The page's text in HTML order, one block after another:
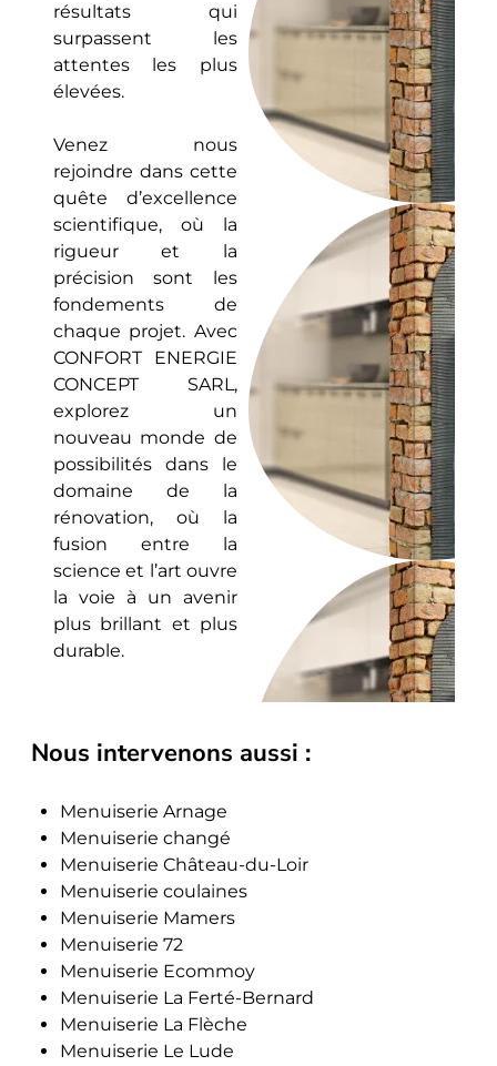
résultats qui
surpassent les
attentes les plus
élevées.
Venez nous
rejoindre dans cette
quête d’excellence
scientifique, où la
rigueur et la
précision sont les
fondements de
chaque projet. Avec
CONFORT ENERGIE
CONCEPT SARL,
explorez un
nouveau monde de
possibilités dans le
domaine de la
rénovation, où la
fusion entre la
science et l’art ouvre
la voie à un avenir
plus brillant et plus
durable.
Nous intervenons aussi :
Menuiserie Arnage
Menuiserie changé
Menuiserie Château-du-Loir
Menuiserie coulaines
Menuiserie Mamers
Menuiserie 72
Menuiserie Ecommoy
Menuiserie La Ferté-Bernard
Menuiserie La Flèche
Menuiserie Le Lude